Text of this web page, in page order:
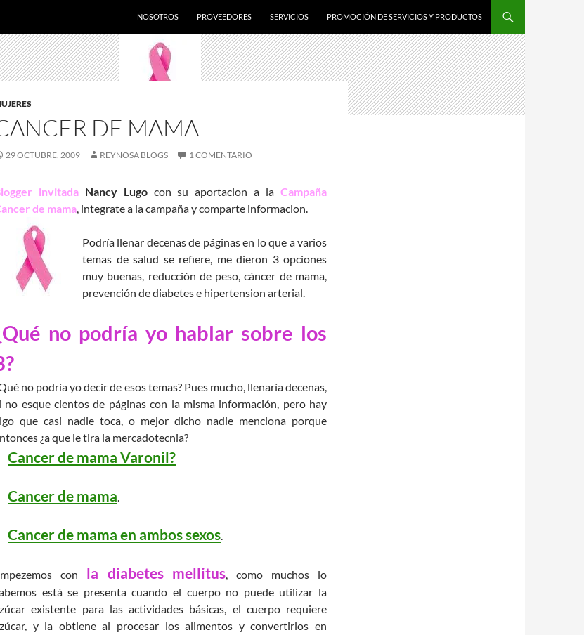
NOSOTROS
PROVEEDORES SERVICIOS PROMOCIÓN DE SERVICIOS Y PRODUCTOS
DE MAMA
29 OCTUBRE, 2009 REYNOSA BLOGS 1 COMENTARIO
invitada Nancy Lugocon su aportacion a laCampaña
de mama, integrate a la campaña y comparte informacion.
Podría llenar decenas de páginas en lo que a varios
temas de salud se refiere, me dieron 3 opciones
muy buenas, reducción de peso, cáncer de mama,
prevención de diabetes e hipertension arterial.
no podría yo hablar sobre los
no podría yo decir de esos temas? Pues mucho, llenaría decenas,
no esque cientos de páginas con la misma información, pero hay
que casi nadie toca, o mejor dicho nadie menciona porque
¿a que le tira la mercadotecnia?
Cancer de mama Varonil?
Cancer de mama.
Cancer de mama en ambos sexos.
con la diabetes mellitus, como muchos lo
está se presenta cuando el cuerpo no puede utilizar la
existente para las actividades básicas, el cuerpo requiere
y la obtiene al procesar los alimentos y convertirlos en